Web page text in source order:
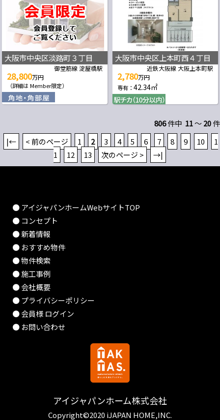
大阪市中央区淡路町３丁目
御堂筋線 淀屋橋駅
28,800万円
（詳細は Member限定）
大阪市中央区上本町西４丁目
近鉄大阪線 大阪上本町駅
2,780万円
専有： 42.34㎡
806件中 11～20件
|←
< 前のページ 1 2 3 4 5 6 7 8 9 10
1
1
12 13 次のページ > →|
● アイジャパンホームWebサイトTOP
● コンセプト
● 新着情報
● おすすめ物件
● 物件検索
● 施工事例
● 会社概要
● プライバシーポリシー
● 会員様 ログイン
● お問い合わせ
アイジャパンホーム株式会社
Copyright©2020 iJAPAN HOME,INC.